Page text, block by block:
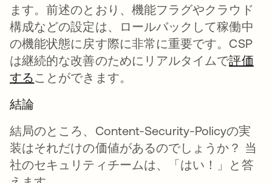
ます。前述のとおり、機能フラグやクラウド
構成などの設定は、ロールバックして稼働中
の機能状態に戻す際に非常に重要です。CSP
は継続的な改善のためにリアルタイムで評価
することができます。
結論
結局のところ、Content-Security-Policyの実
装はそれだけの価値があるのでしょうか？ 当
社のセキュリティチームは、
「はい！」
と答